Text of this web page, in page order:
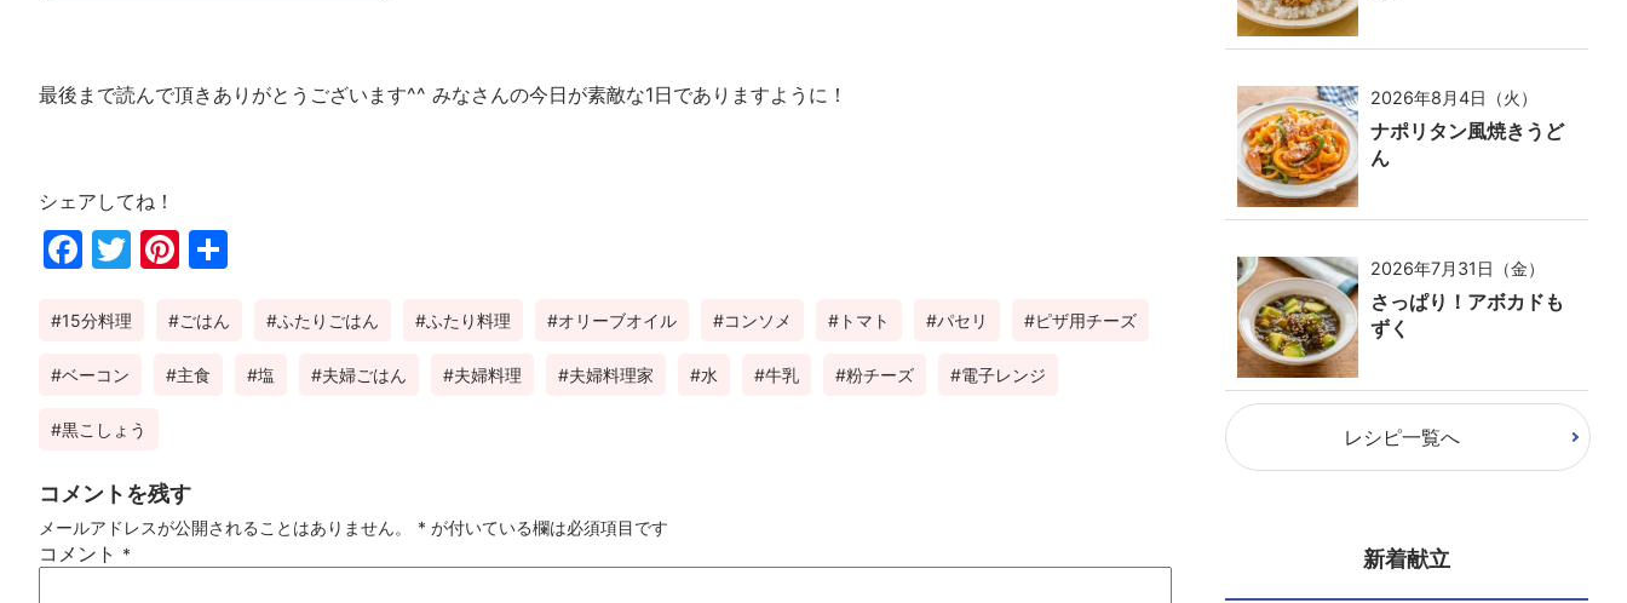
最後まで読んで頂きありがとうございます^^ みなさんの今日が素敵な1日でありますように！
シェアしてね！
Fac
ok
Twi
Pin
est
15分料理 ごはん ふたりごはん ふたり料理 オリーブオイル コンソメ トマト パセリ ピザ用チーズ
ベーコン 主食 塩 夫婦ごはん 夫婦料理 夫婦料理家 水 牛乳 粉チーズ 電子レンジ
黒こしょう
コメントを残す
メールアドレスが公開されることはありません。 * が付いている欄は必須項目です
コメント *
2026年8月4日（火）
ナポリタン風焼きうど
ん
2026年7月31日（金）
さっぱり！アボカドも
ずく
レシピ一覧へ
新着献立